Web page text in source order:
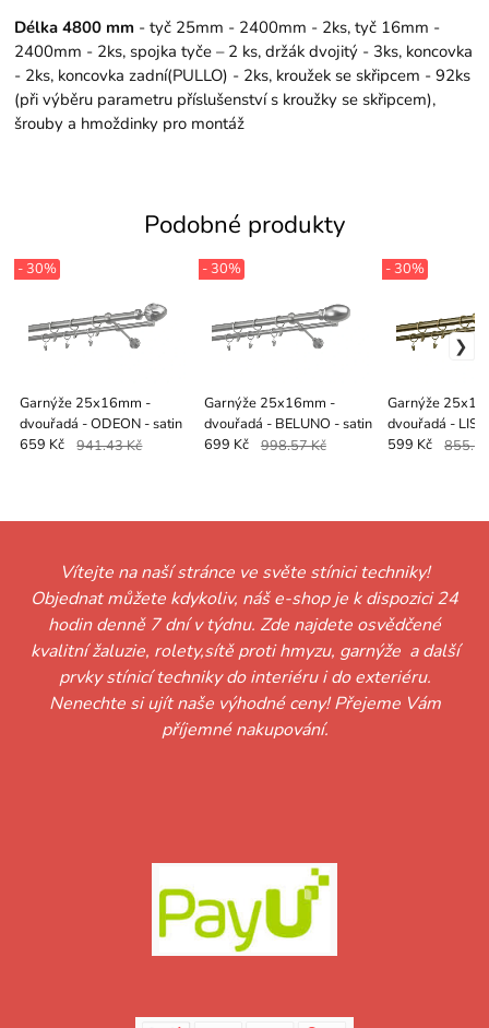
Délka 4800 mm - tyč 25mm - 2400mm - 2ks, tyč 16mm -
2400mm - 2ks, spojka tyče – 2 ks, držák dvojitý - 3ks, koncovka
- 2ks, koncovka zadní(PULLO) - 2ks, kroužek se skřipcem - 92ks
(při výběru parametru příslušenství s kroužky se skřipcem),
šrouby a hmoždinky pro montáž
Podobné produkty
Garnýže 25x16mm -
dvouřadá - ODEON - satin
- 30%
659 Kč 941.43 Kč
Garnýže 25x16mm -
dvouřadá - BELUNO - satin
- 30%
699 Kč 998.57 Kč
Garnýže
dvouřadá -
antik
- 30%
599 Kč
Vítejte na naší stránce ve světe stínici techniky!
Objednat můžete kdykoliv, náš e-shop je k dispozici 24
hodin denně 7 dní v týdnu. Zde najdete osvědčené
kvalitní žaluzie, rolety,sítě proti hmyzu, garnýže a další
prvky stínicí techniky do interiéru i do exteriéru.
Nenechte si ujít naše výhodné ceny! Přejeme Vám
příjemné nakupování.